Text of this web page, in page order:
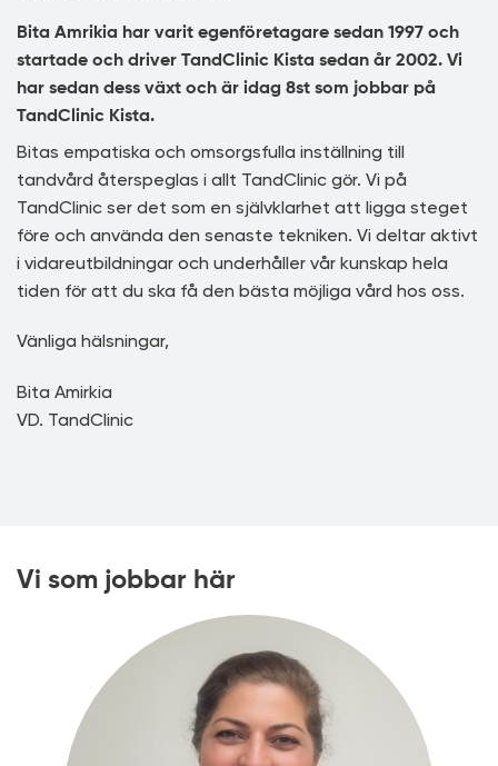
Bita Amrikia har varit egenföretagare sedan 1997 och
startade och driver TandClinic Kista sedan år 2002. Vi
har sedan dess växt och är idag 8st som jobbar på
TandClinic Kista.
Bitas empatiska och omsorgsfulla inställning till
tandvård återspeglas i allt TandClinic gör. Vi på
TandClinic ser det som en självklarhet att ligga steget
före och använda den senaste tekniken. Vi deltar aktivt
i vidareutbildningar och underhåller vår kunskap hela
tiden för att du ska få den bästa möjliga vård hos oss.
Vänliga hälsningar,
Bita Amirkia
VD. TandClinic
Vi som jobbar här